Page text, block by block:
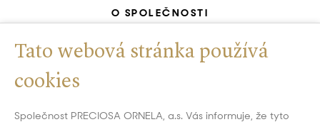
O SPOLEČNOSTI
ZELENÁ SPOLEČNOST
CERTIFIKOVANÝ SYSTÉM ŘÍZENÍ
GDPR
Tato webová stránka používá
cookies
Společnost PRECIOSA ORNELA, a.s. Vás informuje, že tyto